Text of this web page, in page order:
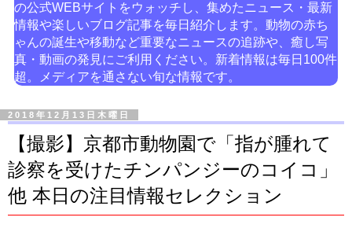
の公式WEBサイトをウォッチし、集めたニュース・最新
情報や楽しいブログ記事を毎日紹介します。動物の赤ち
ゃんの誕生や移動など重要なニュースの追跡や、癒し写
真・動画の発見にご利用ください。新着情報は毎日100件
超。メディアを通さない旬な情報です。
2018年12月13日木曜日
【撮影】京都市動物園で「指が腫れて
診察を受けたチンパンジーのコイコ」
他 本日の注目情報セレクション